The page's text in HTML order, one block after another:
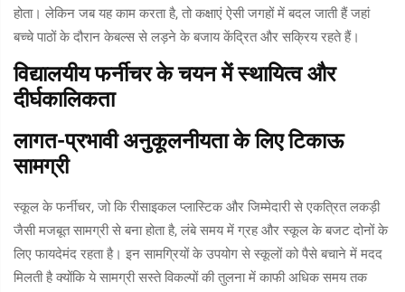
होता। लेकिन जब यह काम करता है, तो कक्षाएं ऐसी जगहों में बदल जाती हैं जहां
बच्चे पाठों के दौरान केबल्स से लड़ने के बजाय केंद्रित और सक्रिय रहते हैं।
विद्यालयीय फर्नीचर के चयन में स्थायित्व और
दीर्घकालिकता
लागत-प्रभावी अनुकूलनीयता के लिए टिकाऊ
सामग्री
स्कूल के फर्नीचर, जो कि रीसाइकल प्लास्टिक और जिम्मेदारी से एकत्रित लकड़ी
जैसी मजबूत सामग्री से बना होता है, लंबे समय में ग्रह और स्कूल के बजट दोनों के
लिए फायदेमंद रहता है। इन सामग्रियों के उपयोग से स्कूलों को पैसे बचाने में मदद
मिलती है क्योंकि ये सामग्री सस्ते विकल्पों की तुलना में काफी अधिक समय तक